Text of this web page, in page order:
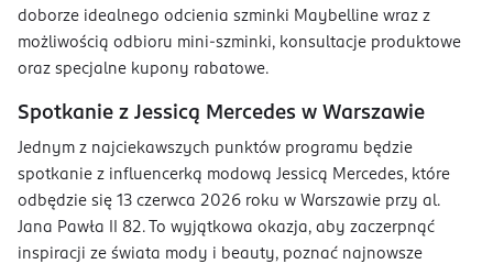
doborze idealnego odcienia szminki Maybelline wraz z
możliwością odbioru mini-szminki, konsultacje produktowe
oraz specjalne kupony rabatowe.
Spotkanie z Jessicą Mercedes w Warszawie
Jednym z najciekawszych punktów programu będzie
spotkanie z influencerką modową Jessicą Mercedes, które
odbędzie się 13 czerwca 2026 roku w Warszawie przy al.
Jana Pawła II 82. To wyjątkowa okazja, aby zaczerpnąć
inspiracji ze świata mody i beauty, poznać najnowsze